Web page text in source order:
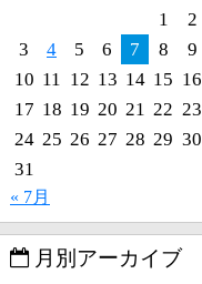
1
2
3
4 5 6 7 8
9
10 11 12 13 14 15 16
17 18 19 20 21 22 23
24 25 26 27 28 29 30
31
« 7月
月別アーカイブ